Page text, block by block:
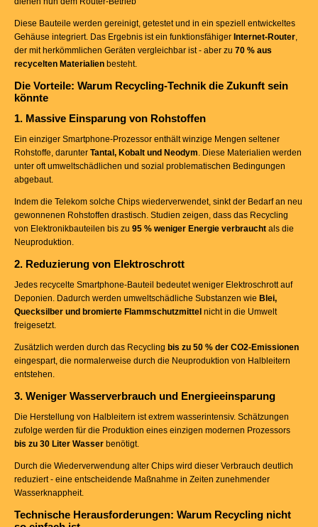
Diese Bauteile werden gereinigt, getestet und in ein speziell entwickeltes
Gehäuse integriert. Das Ergebnis ist ein funktionsfähiger Internet-Router,
der mit herkömmlichen Geräten vergleichbar ist - aber zu 70 % aus
recycelten Materialien besteht.
Die Vorteile: Warum Recycling-Technik die Zukunft sein
könnte
1. Massive Einsparung von Rohstoffen
Ein einziger Smartphone-Prozessor enthält winzige Mengen seltener
Rohstoffe, darunter Tantal, Kobalt und Neodym. Diese Materialien werden
unter oft umweltschädlichen und sozial problematischen Bedingungen
abgebaut.
Indem die Telekom solche Chips wiederverwendet, sinkt der Bedarf an neu
gewonnenen Rohstoffen drastisch. Studien zeigen, dass das Recycling
von Elektronikbauteilen bis zu 95 % weniger Energie verbraucht als die
Neuproduktion.
2. Reduzierung von Elektroschrott
Jedes recycelte Smartphone-Bauteil bedeutet weniger Elektroschrott auf
Deponien. Dadurch werden umweltschädliche Substanzen wie Blei,
Quecksilber und bromierte Flammschutzmittel nicht in die Umwelt
freigesetzt.
Zusätzlich werden durch das Recycling bis zu 50 % der CO2-Emissionen
eingespart, die normalerweise durch die Neuproduktion von Halbleitern
entstehen.
3. Weniger Wasserverbrauch und Energieeinsparung
Die Herstellung von Halbleitern ist extrem wasserintensiv. Schätzungen
zufolge werden für die Produktion eines einzigen modernen Prozessors
bis zu 30 Liter Wasser benötigt.
Durch die Wiederverwendung alter Chips wird dieser Verbrauch deutlich
reduziert - eine entscheidende Maßnahme in Zeiten zunehmender
Wasserknappheit.
Technische Herausforderungen: Warum Recycling nicht